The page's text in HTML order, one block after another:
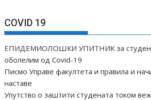
COVID 19
ЕПИДЕМИОЛОШКИ УПИТНИК за
оболелим од Covid-19
Писмо Управе факултета и правила и
наставе
Упутство о заштити студената током